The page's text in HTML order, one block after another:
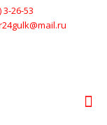
3-26-53